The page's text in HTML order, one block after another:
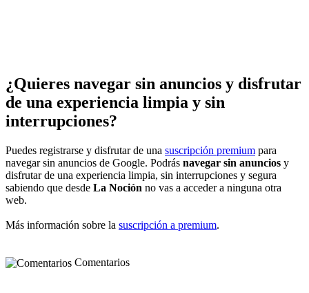
¿Quieres navegar sin anuncios y disfrutar
de una experiencia limpia y sin
interrupciones?
Puedes registrarse y disfrutar de una suscripción premium para
navegar sin anuncios de Google. Podrás navegar sin anuncios y
disfrutar de una experiencia limpia, sin interrupciones y segura
sabiendo que desde La Noción no vas a acceder a ninguna otra
web.
Más información sobre la suscripción a premium.
Comentarios